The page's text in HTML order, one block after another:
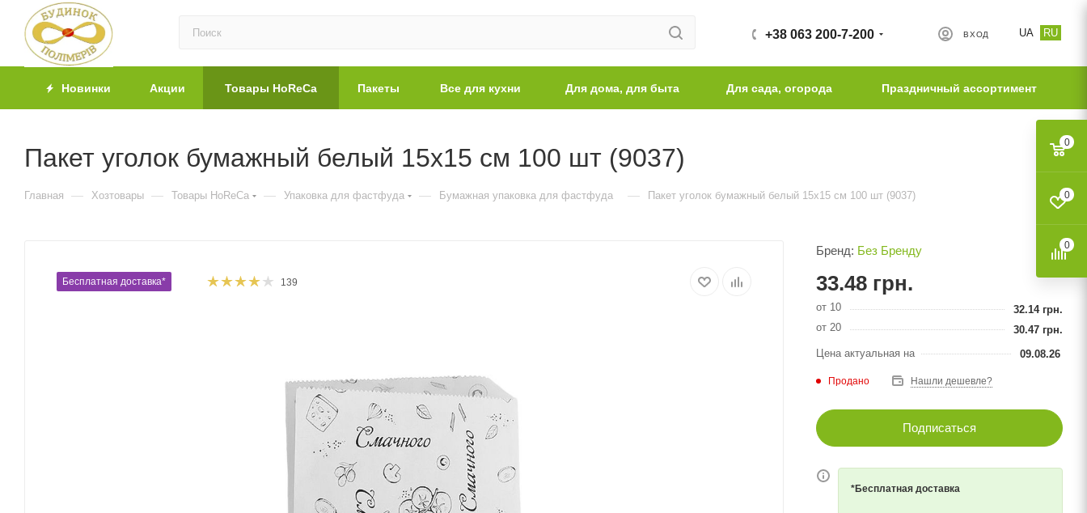
UA RU
ВХОД
+38 063 200-7-200
Новинки Акции Товары HoReCa Пакеты Все для кухни Для дома, для быта Для сада, огорода Праздничный ассортимент
Пакет уголок бумажный белый 15х15 см 100 шт (9037)
Главная — Хозтовары — Товары HoReCa — Упаковка для фастфуда — Бумажная упаковка для фастфуда — Пакет уголок бумажный белый 15х15 см 100 шт (9037)
Бесплатная доставка* 139
Бренд: Без Бренду
33.48 грн.
от 10 32.14грн.
от 20
30.47 грн.
Цена актуальная на
09.08.26
Продано Нашли дешевле?
Подписаться
*Бесплатная доставка
0
0
0